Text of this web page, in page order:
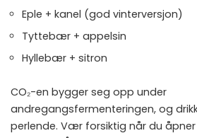
Eple + kanel (god vinterversjon)
Tyttebær + appelsin
Hyllebær + sitron
CO₂-en bygger seg opp under
andregangsfermenteringen, og
perlende. Vær forsiktig når du